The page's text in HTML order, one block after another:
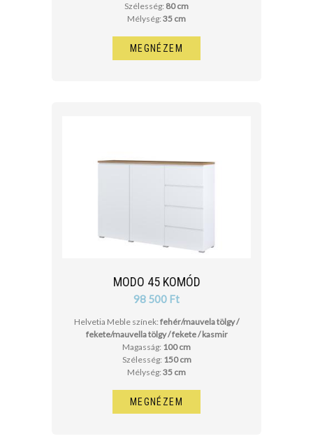
Szélesség: 80 cm
Mélység: 35 cm
MEGNÉZEM
MODO 45 KOMÓD
98 500 Ft
Helvetia Meble színek: fehér/mauvela tölgy /
fekete/mauvella tölgy / fekete / kasmir
Magasság: 100 cm
Szélesség: 150 cm
Mélység: 35 cm
MEGNÉZEM